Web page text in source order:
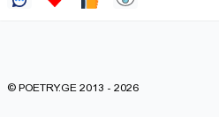
© POETRY.GE 2013 - 2026